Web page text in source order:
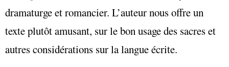
dramaturge et romancier. L’auteur nous offre un
texte plutôt amusant, sur le bon usage des sacres et
autres considérations sur la langue écrite.